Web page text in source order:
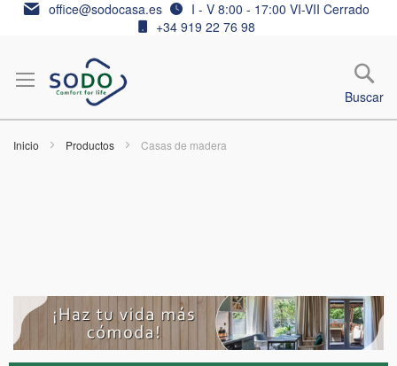
Ir
office@sodocasa.es
I - V 8:00 - 17:00 VI-VII Cerrado
+34 919 22 76 98
Buscar
Inicio Productos Casas de madera